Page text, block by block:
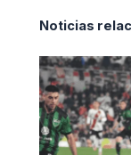
Noticias